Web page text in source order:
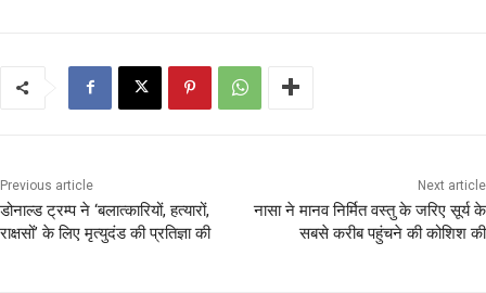
Previous article
डोनाल्ड ट्रम्प ने ‘बलात्कारियों, हत्यारों,
राक्षसों’ के लिए मृत्युदंड की प्रतिज्ञा की
Next article
नासा ने मानव निर्मित वस्तु के जरिए सूर्य के
सबसे करीब पहुंचने की कोशिश की